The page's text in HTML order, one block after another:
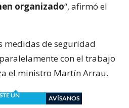
organizado“, afirmó el
medidas de seguridad
con el trabajo
el ministro Martín Arrau.
UN
AVÍSANOS